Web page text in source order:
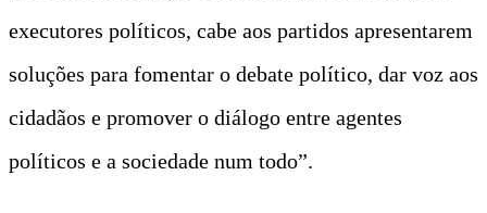
executores políticos, cabe aos partidos apresentarem
soluções para fomentar o debate político, dar voz aos
cidadãos e promover o diálogo entre agentes
políticos e a sociedade num todo”.